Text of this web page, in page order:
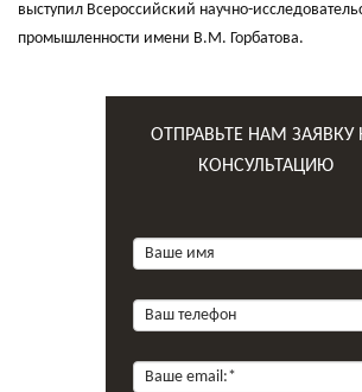
выступил Всероссийский научно-
промышленности имени В.М. Горбатова.
ОТПРАВЬТЕ НАМ ЗАЯВКУ
КОНСУЛЬТАЦИЮ